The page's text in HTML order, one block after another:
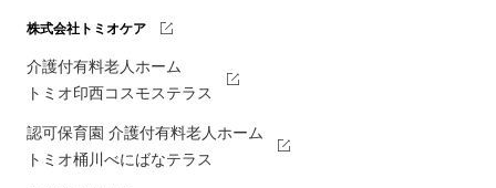
株式会社トミオケア
介護付有料老人ホーム
トミオ印西コスモステラス
認可保育園 介護付有料老人ホーム
トミオ桶川べにばなテラス